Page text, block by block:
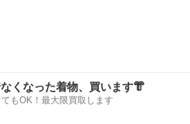
なくなった着物、買います👘
もOK！最大限買取します